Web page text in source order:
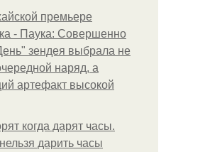
премьере
- Паука: Совершенно
зендея выбрала не
наряд, а
артефакт высокой
когда дарят часы.
дарить часы